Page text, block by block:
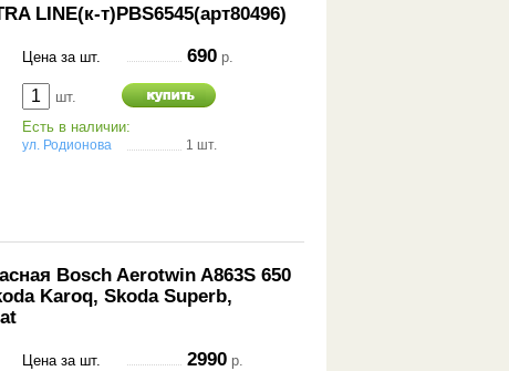
LINE(к-т)PBS6545(арт80496)
Цена за шт. 690 р.
шт.
Есть в наличии:
ул. Родионова 1 шт.
Bosch Aerotwin A863S 650
Karoq, Skoda Superb,
Цена за шт. 2990 р.